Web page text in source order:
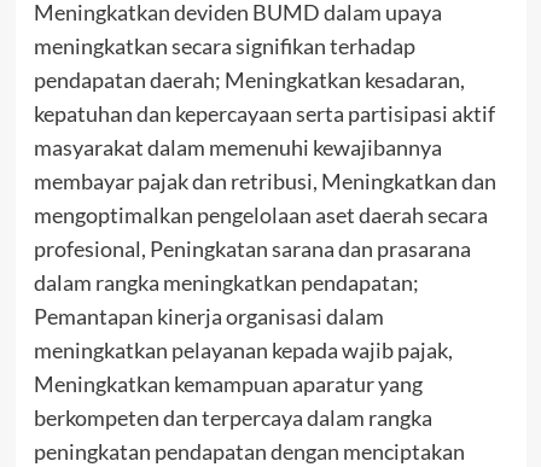
Meningkatkan deviden BUMD dalam upaya
meningkatkan secara signifikan terhadap
pendapatan daerah; Meningkatkan kesadaran,
kepatuhan dan kepercayaan serta partisipasi aktif
masyarakat dalam memenuhi kewajibannya
membayar pajak dan retribusi, Meningkatkan dan
mengoptimalkan pengelolaan aset daerah secara
profesional, Peningkatan sarana dan prasarana
dalam rangka meningkatkan pendapatan;
Pemantapan kinerja organisasi dalam
meningkatkan pelayanan kepada wajib pajak,
Meningkatkan kemampuan aparatur yang
berkompeten dan terpercaya dalam rangka
peningkatan pendapatan dengan menciptakan